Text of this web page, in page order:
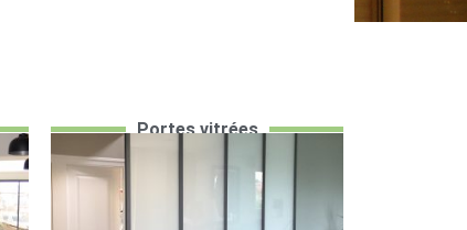
Portes vitrées